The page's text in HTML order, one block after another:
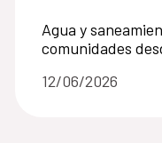
Agua y
comunidades
12/06/2026